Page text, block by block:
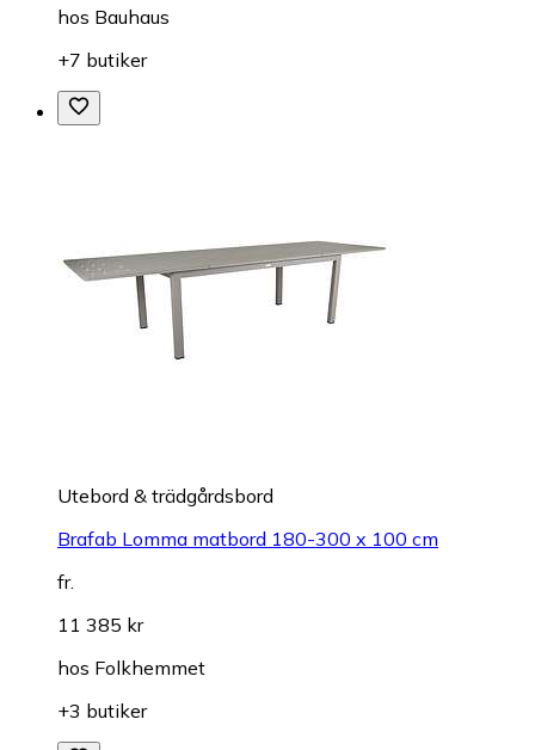
hos Bauhaus
+7 butiker
Utebord & trädgårdsbord
Brafab Lomma matbord 180-300 x 100 cm
fr.
11 385 kr
hos Folkhemmet
+3 butiker